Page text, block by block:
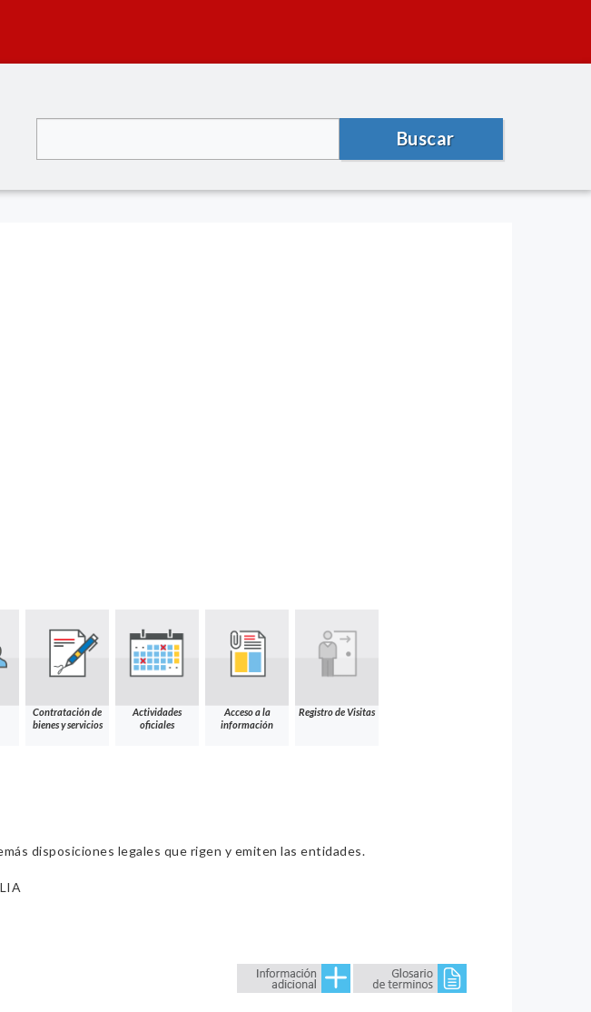
Buscar
Contratación de
bienes y servicios
Actividades
oficiales
Acceso a la
información
Registro de Visitas
disposiciones legales que rigen y emiten las entidades.